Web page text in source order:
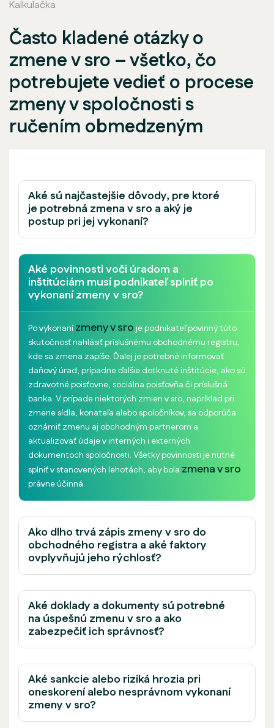
Kalkulačka
Často kladené otázky o
zmene v sro – všetko, čo
potrebujete vedieť o procese
zmeny v spoločnosti s
ručením obmedzeným
Aké sú najčastejšie dôvody, pre ktoré
je potrebná zmena v sro a aký je
postup pri jej vykonaní?
Aké povinnosti voči úradom a
inštitúciám musí podnikateľ splniť po
vykonaní zmeny v sro?
Po vykonaní zmeny v sro je podnikateľ povinný túto
skutočnosť nahlásiť príslušnému obchodnému registru,
kde sa zmena zapíše. Ďalej je potrebné informovať
daňový úrad, prípadne ďalšie dotknuté inštitúcie, ako sú
zdravotné poisťovne, sociálna poisťovňa či príslušná
banka. V prípade niektorých zmien v sro, napríklad pri
zmene sídla, konateľa alebo spoločníkov, sa odporúča
oznámiť zmenu aj obchodným partnerom a
aktualizovať údaje v interných i externých
dokumentoch spoločnosti. Všetky povinnosti je nutné
splniť v stanovených lehotách, aby bola zmena v sro
právne účinná.
Ako dlho trvá zápis zmeny v sro do
obchodného registra a aké faktory
ovplyvňujú jeho rýchlosť?
Aké doklady a dokumenty sú potrebné
na úspešnú zmenu v sro a ako
zabezpečiť ich správnosť?
Aké sankcie alebo riziká hrozia pri
oneskorení alebo nesprávnom vykonaní
zmeny v sro?